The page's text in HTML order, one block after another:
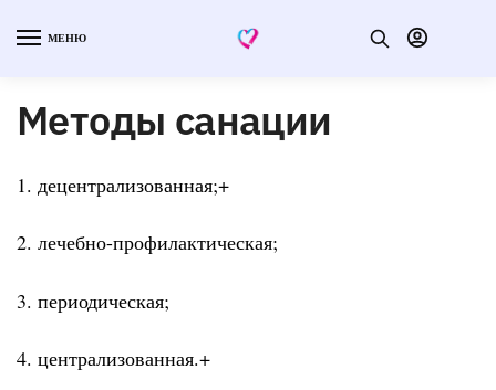
МЕНЮ
Методы санации
1. децентрализованная;+
2. лечебно-профилактическая;
3. периодическая;
4. централизованная.+